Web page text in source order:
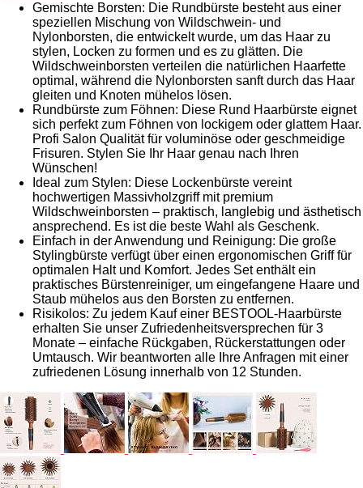
Gemischte Borsten: Die Rundbürste besteht aus einer
speziellen Mischung von Wildschwein- und
Nylonborsten, die entwickelt wurde, um das Haar zu
stylen, Locken zu formen und es zu glätten. Die
Wildschweinborsten verteilen die natürlichen Haarfette
optimal, während die Nylonborsten sanft durch das Haar
gleiten und Knoten mühelos lösen.
Rundbürste zum Föhnen: Diese Rund Haarbürste eignet
sich perfekt zum Föhnen von lockigem oder glattem Haar.
Profi Salon Qualität für voluminöse oder geschmeidige
Frisuren. Stylen Sie Ihr Haar genau nach Ihren
Wünschen!
Ideal zum Stylen: Diese Lockenbürste vereint
hochwertigen Massivholzgriff mit premium
Wildschweinborsten – praktisch, langlebig und ästhetisch
ansprechend. Es ist die beste Wahl als Geschenk.
Einfach in der Anwendung und Reinigung: Die große
Stylingbürste verfügt über einen ergonomischen Griff für
optimalen Halt und Komfort. Jedes Set enthält ein
praktisches Bürstenreiniger, um eingefangene Haare und
Staub mühelos aus den Borsten zu entfernen.
Risikolos: Zu jedem Kauf einer BESTOOL-Haarbürste
erhalten Sie unser Zufriedenheitsversprechen für 3
Monate – einfache Rückgaben, Rückerstattungen oder
Umtausch. Wir beantworten alle Ihre Anfragen mit einer
zufriedenen Lösung innerhalb von 12 Stunden.